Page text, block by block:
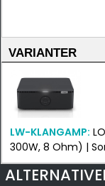
VARIANTER
LW-KLANGAMP:
300W, 8 Ohm) |